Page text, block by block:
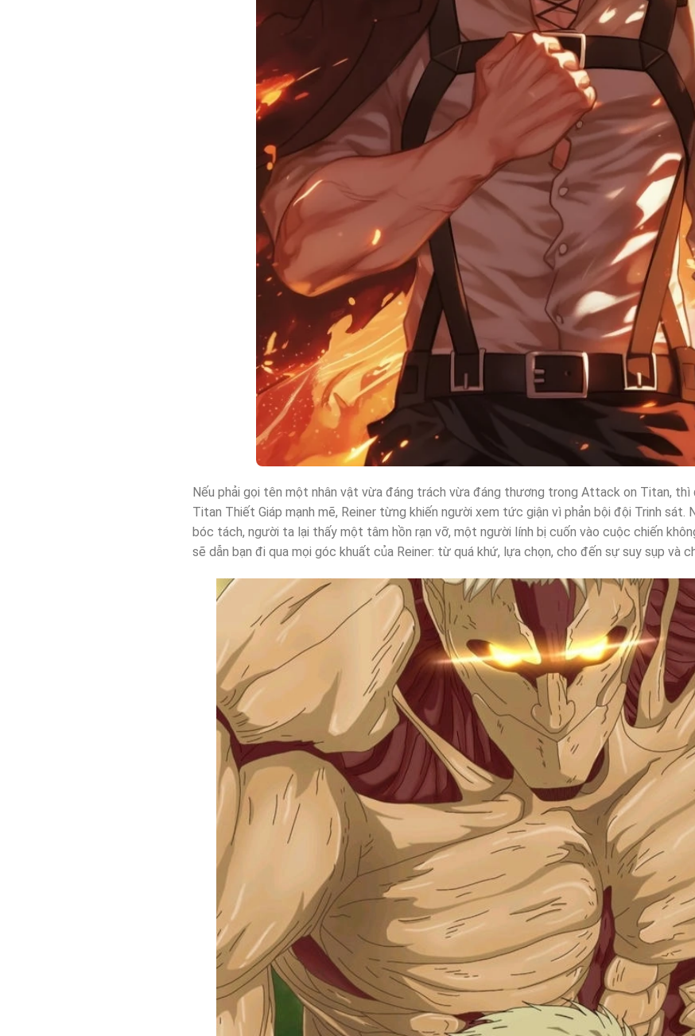
Nếu phải gọi tên một nhân vật vừa đáng trách vừa đáng thương trong Attack on Titan, thì
Titan Thiết Giáp mạnh mẽ, Reiner từng khiến người xem tức giận vì phản bội đội Trinh sát.
bóc tách, người ta lại thấy một tâm hồn rạn vỡ, một người lính bị cuốn vào cuộc chiến
sẽ dẫn bạn đi qua mọi góc khuất của Reiner: từ quá khứ, lựa chọn, cho đến sự suy sụp và